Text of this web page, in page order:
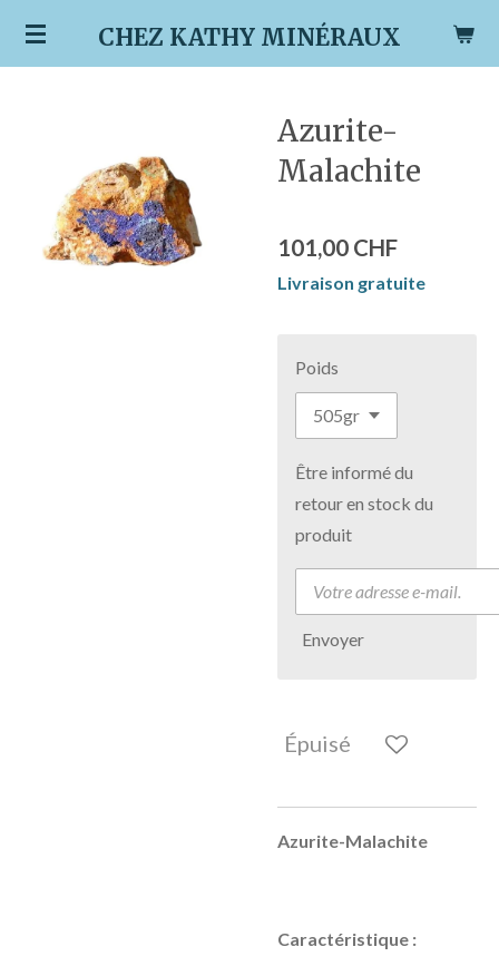
Passer
CHEZ KATHY MINÉRAUX
Azurite-
Malachite
101,00 CHF
Livraison gratuite
Poids
Être informé du
retour en stock du
produit
Envoyer
Épuisé
Azurite-Malachite
Caractéristique :